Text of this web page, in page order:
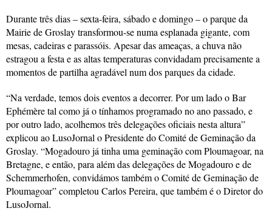
Durante três dias – sexta-feira, sábado e domingo – o parque da
Mairie de Groslay transformou-se numa esplanada gigante, com
mesas, cadeiras e parassóis. Apesar das ameaças, a chuva não
estragou a festa e as altas temperaturas convidadam precisamente a
momentos de partilha agradável num dos parques da cidade.
“Na verdade, temos dois eventos a decorrer. Por um lado o Bar
Ephémère tal como já o tínhamos programado no ano passado, e
por outro lado, acolhemos três delegações oficiais nesta altura”
explicou ao LusoJornal o Presidente do Comité de Geminação da
Groslay. “Mogadouro já tinha uma geminação com Ploumagoar, na
Bretagne, e então, para além das delegações de Mogadouro e de
Schemmerhofen, convidámos também o Comité de Geminação de
Ploumagoar” completou Carlos Pereira, que também é o Diretor do
LusoJornal.